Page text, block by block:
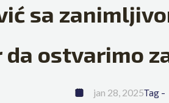
sa
ostvarimo
jan 28, 2025Tag -